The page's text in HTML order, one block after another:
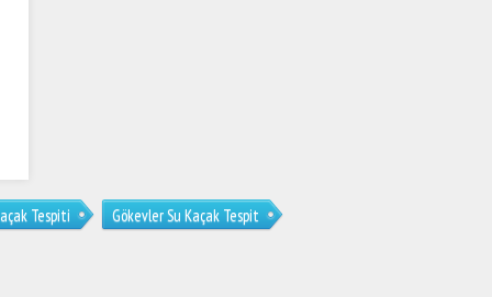
Tespiti
Gökevler Su Kaçak Tespit